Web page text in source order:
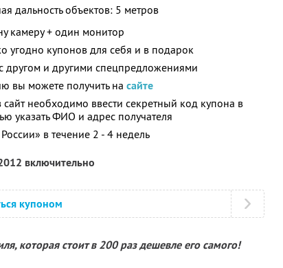
дальность объектов: 5 метров
камеру + один монитор
угодно купонов для себя и в подарок
другом и другими спецпредложениями
вы можете получить на сайте
необходимо ввести секретный код купона в
указать ФИО и адрес получателя
в течение 2 - 4 недель
включительно
купоном
которая стоит в 200 раз дешевле его самого!